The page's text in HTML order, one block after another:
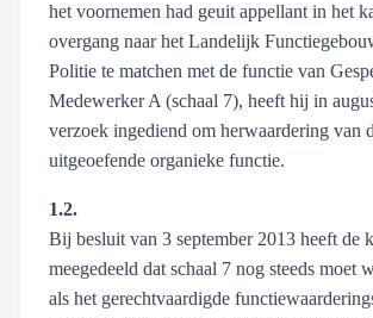
het voornemen had geuit appellant in het
overgang naar het Landelijk
Politie te matchen met de functie van
Medewerker A (schaal 7), heeft hij in
verzoek ingediend om herwaardering van
uitgeoefende organieke functie.
1.2.
Bij besluit van 3 september 2013 heeft de
meegedeeld dat schaal 7 nog steeds moet
als het gerechtvaardigde